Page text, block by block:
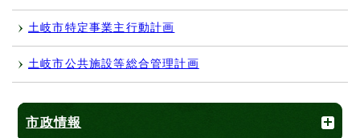
土岐市特定事業主行動計画
土岐市公共施設等総合管理計画
市政情報